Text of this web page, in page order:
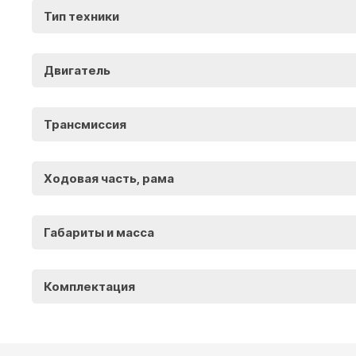
Тип техники
Двигатель
Трансмиссия
Ходовая часть, рама
Габариты и масса
Комплектация